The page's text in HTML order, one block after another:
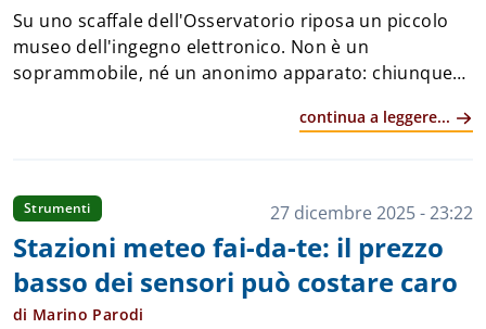
Su uno scaffale dell'Osservatorio riposa un piccolo
museo dell'ingegno elettronico. Non è un
soprammobile, né un anonimo apparato: chiunque
non può non averlo già visto. &Eg...continua a leggere...
Strumenti 27 dicembre 2025 - 23:22
Stazioni meteo fai-da-te: il prezzo
basso dei sensori può costare caro
di Marino Parodi